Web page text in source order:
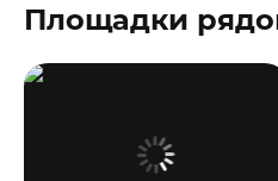
Площадки